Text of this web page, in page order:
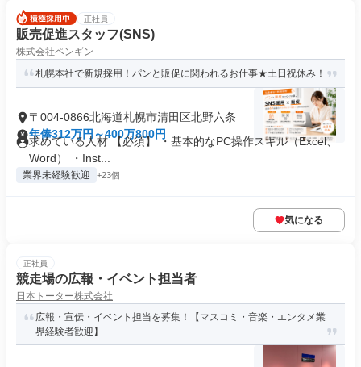
正社員
販売促進スタッフ(SNS)
株式会社ペンギン
札幌本社で新規採用！パンと販促に関われるお仕事★土日祝休み！
〒004-0866北海道札幌市清田区北野六条
年俸312万円～400万800円
求めている人材 【必須】 ・基本的なPC操作スキル（Excel、
Word） ・Inst...
業界未経験歓迎 +23個
気になる
正社員
競走場の広報・イベント担当者
日本トーター株式会社
広報・宣伝・イベント担当を募集！【マスコミ・音楽・エンタメ業
界経験者歓迎】